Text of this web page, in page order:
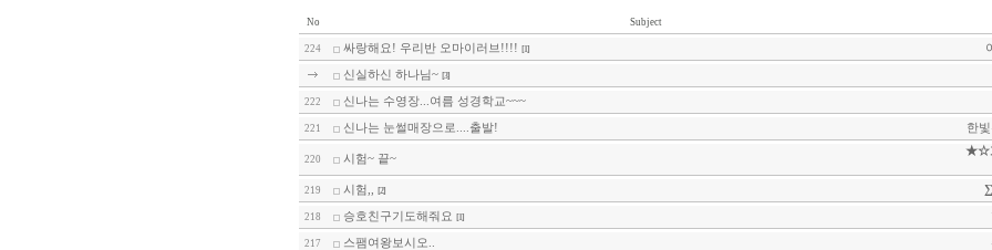
No Subject
224 싸랑해요! 우리반 오마이러브!!!! [1]
신실하신 하나님~ [3]
222 신나는 수영장...여름 성경학교~~~
221 신나는 눈썰매장으로....출발! 한
220 시험~ 끝~
★☆
219 시험,, [2]
218 승호친구기도해줘요 [1]
217 스팸여왕보시오..